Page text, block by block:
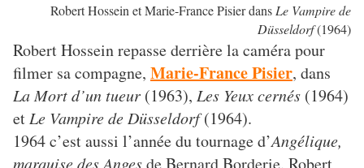
Robert Hossein et Marie-France Pisier dans Le Vampire de
Düsseldorf(1964)
Robert Hossein repasse derrière la caméra pour
filmer sa compagne, Marie-France Pisier, dans
La Mort d’un tueur (1963), Les Yeux cernés (1964)
et Le Vampire de Düsseldorf(1964).
1964 c’est aussi l’année du tournage d’Angélique,
marquise des Angesde Bernard Borderie. Robert